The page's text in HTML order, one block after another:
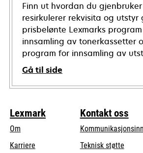
Finn ut hvordan du
resirkulerer rekvisita og utstyr
prisbelønte Lexmarks
innsamling av tonerkassetter
program for innsamling av
Gå til side
Lexmark
Om
Karriere
Kontakt oss
Teknisk støtteopens